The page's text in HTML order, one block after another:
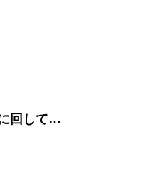
回して…